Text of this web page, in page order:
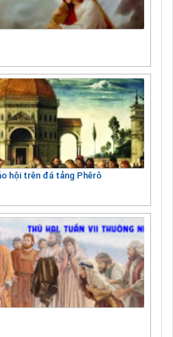
hội trên đá tảng Phêrô